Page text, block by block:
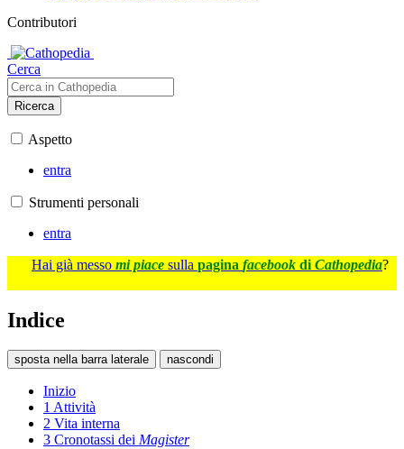
Contributori
Cerca
Ricerca
Aspetto
entra
Strumenti personali
entra
Hai già messo mi piace sulla pagina facebook di Cathopedia?
Indice
sposta nella barra laterale nascondi
Inizio
1 Attività
2 Vita interna
3 Cronotassi dei Magister